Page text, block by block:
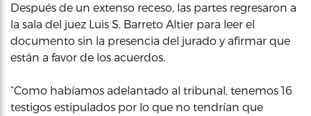
Después de un extenso receso, las partes regresaron a
la sala del juez Luis S. Barreto Altier para leer el
documento sin la presencia del jurado y afirmar que
están a favor de los acuerdos.
“Como habíamos adelantado al tribunal, tenemos 16
testigos estipulados por lo que no tendrían que